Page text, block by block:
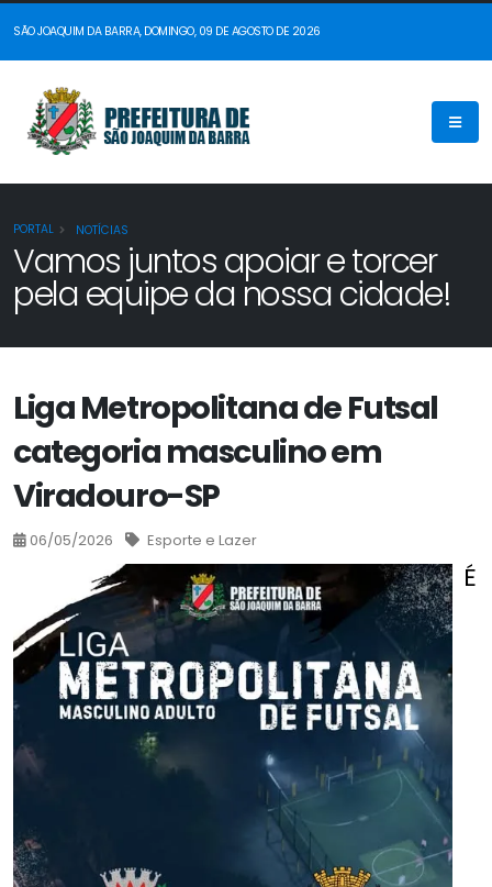
SÃO JOAQUIM DA BARRA, DOMINGO, 09 DE AGOSTO DE 2026
PORTAL NOTÍCIAS
Vamos juntos apoiar e torcer
pela equipe da nossa cidade!
Liga Metropolitana de Futsal
categoria masculino em
Viradouro-SP
06/05/2026 Esporte e Lazer
É